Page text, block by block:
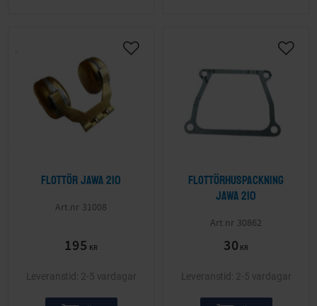
Flottör Jawa 210
31008
195 KR
Lägg till i önskelista
2-5 vardagar
Flottörhuspackning
Jawa 210
30862
30 KR
Lägg
2-5 vardagar